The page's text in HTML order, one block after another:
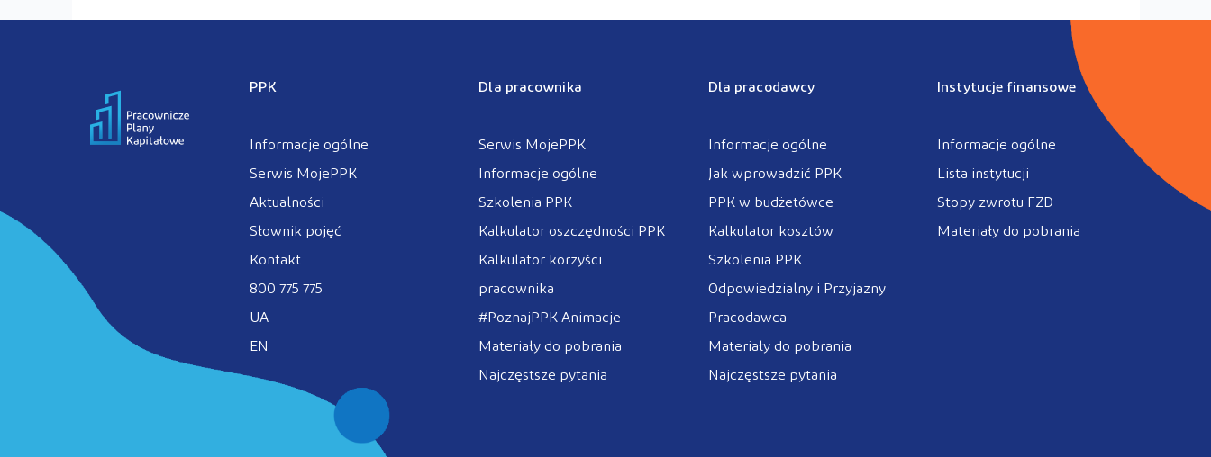
PPK
Informacje ogólne
Serwis MojePPK
Aktualności
Słownik pojęć
Kontakt
800 775 775
UA
EN
Dla pracownika
Serwis MojePPK
Informacje ogólne
Szkolenia PPK
Kalkulator oszczędności PPK
Kalkulator korzyści
pracownika
#PoznajPPK Animacje
Materiały do pobrania
Najczęstsze pytania
Dla pracodawcy
Informacje ogólne
Jak wprowadzić PPK
PPK w budżetówce
Kalkulator kosztów
Szkolenia PPK
Odpowiedzialny i Przyjazny
Pracodawca
Materiały do pobrania
Najczęstsze pytania
Instytucje finansowe
Informacje ogólne
Lista instytucji
Stopy zwrotu FZD
Materiały do pobrania